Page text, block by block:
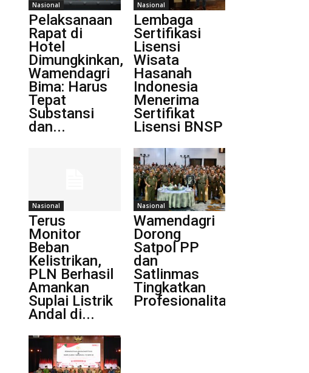
Nasional
Pelaksanaan
Rapat di
Hotel
Dimungkinkan,
Wamendagri
Bima: Harus
Tepat
Substansi
dan...
Nasional
Lembaga
Sertifikasi
Lisensi
Wisata
Hasanah
Indonesia
Menerima
Sertifikat
Lisensi BNSP
Nasional
Terus
Monitor
Beban
Kelistrikan,
PLN Berhasil
Amankan
Suplai Listrik
Andal di...
Nasional
Wamendagri
Dorong
Satpol PP
dan
Satlinmas
Tingkatkan
Profesionalitas